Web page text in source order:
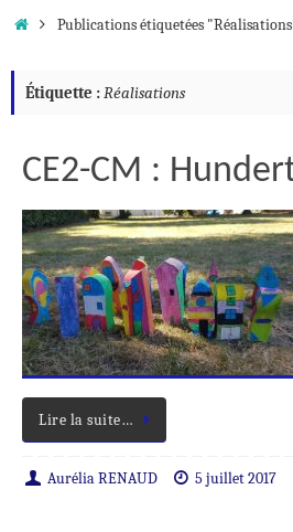
AccueilPublications étiquetées
Étiquette :Réalisations
CE2-CM :
Lire la suite…
Aurélia RENAUD 5 juillet 2017